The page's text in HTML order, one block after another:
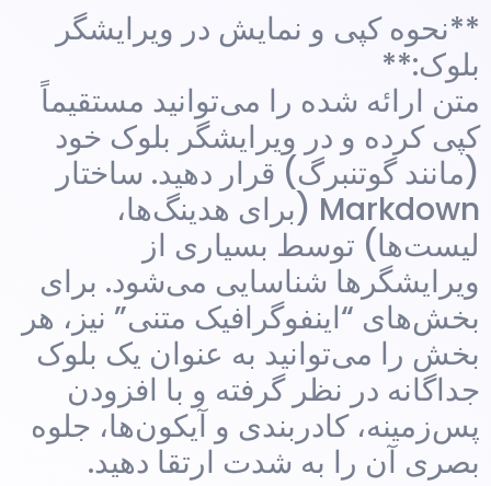
**نحوه کپی و نمایش در ویرایشگر
بلوک:**
متن ارائه شده را می‌توانید مستقیماً
کپی کرده و در ویرایشگر بلوک خود
(مانند گوتنبرگ) قرار دهید. ساختار
Markdown (برای هدینگ‌ها،
لیست‌ها) توسط بسیاری از
ویرایشگرها شناسایی می‌شود. برای
بخش‌های “اینفوگرافیک متنی” نیز، هر
بخش را می‌توانید به عنوان یک بلوک
جداگانه در نظر گرفته و با افزودن
پس‌زمینه، کادربندی و آیکون‌ها، جلوه
بصری آن را به شدت ارتقا دهید.